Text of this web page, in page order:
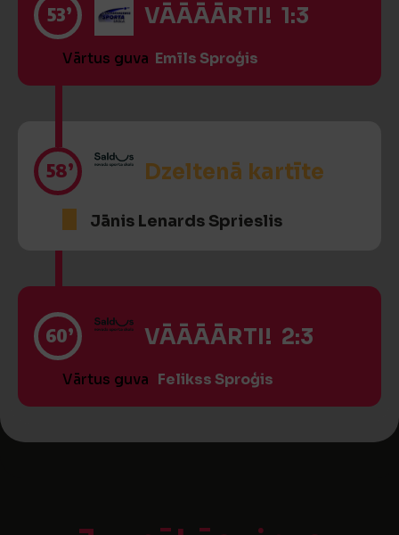
53’ VĀĀĀĀRTI! 1:3
Vārtus guva Emīls Sproģis
58’ Dzeltenā kartīte
Jānis Lenards Sprieslis
60’ VĀĀĀĀRTI! 2:3
Vārtus guva Felikss Sproģis